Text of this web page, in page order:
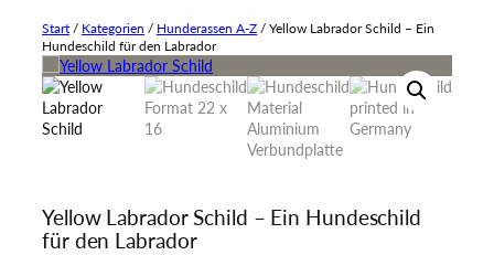
Start / Kategorien / Hunderassen A-Z / Yellow Labrador Schild – Ein
Hundeschild für den Labrador
Yellow Labrador Schild – Ein Hundeschild
für den Labrador